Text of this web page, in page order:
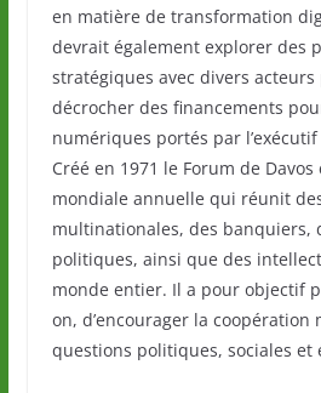
en matière de transformation
devrait également explorer des
stratégiques avec divers
décrocher des financements
numériques portés par
Créé en 1971 le Forum de
mondiale annuelle qui réunit
multinationales, des banquiers,
politiques, ainsi que des
monde entier. Il a pour objectif
on, d’encourager la coopération
questions politiques, sociales et